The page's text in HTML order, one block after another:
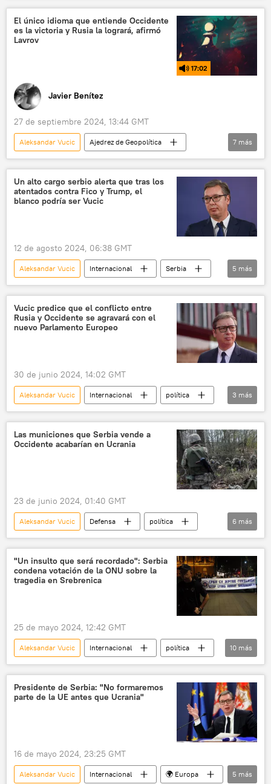
Rusia
Ucrania
Serguéi Lavrov
Occidente
EEUU
OTAN
El único idioma que entiende Occidente
es la victoria y Rusia la logrará, afirmó
Lavrov
17:02
Javier Benítez
27 de septiembre 2024, 13:44 GMT
Aleksandar Vucic
Ajedrez de Geopolítica
política
Ministerio de Desarrollo Económico de Rusia
Paco Arnau
Occidente
7 más
Un alto cargo serbio alerta que tras los
atentados contra Fico y Trump, el
blanco podría ser Vucic
12 de agosto 2024, 06:38 GMT
Aleksandar Vucic Internacional
Serbia
EEUU
Donald Trump
Robert Fico
🌍 Europa
📰 Atentado contra Donald Trump
5 más
Vucic predice que el conflicto entre
Rusia y Occidente se agravará con el
nuevo Parlamento Europeo
30 de junio 2024, 14:02 GMT
Aleksandar Vucic Internacional
política
Occidente
📰 Operación rusa de desmilitarización y desnazificación de Ucrania
🌍 Europa
3 más
Las municiones que Serbia vende a
Occidente acabarían en Ucrania
23 de junio 2024, 01:40 GMT
Aleksandar Vucic Defensa
política
Ucrania
Serbia
OTAN
Rusia
📰 Suministro de armas a Ucrania
🛡️ Zonas de conflicto
6 más
"Un insulto que será recordado": Serbia
condena votación de la ONU sobre la
tragedia en Srebrenica
25 de mayo 2024, 12:42 GMT
Aleksandar Vucic Internacional
política
Alemania
Yugoslavia
OTAN
Srebrenica
Vasili Nebenzia
genocidio
Asamblea General de la ONU
10 más
Presidente de Serbia: "No formaremos
parte de la UE antes que Ucrania"
16 de mayo 2024, 23:25 GMT
Aleksandar Vucic Internacional
🌍 Europa
5 más